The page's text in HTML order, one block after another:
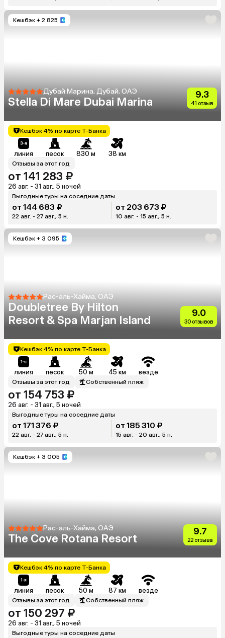
Кешбэк + 2 825
Дубай Марина, Дубай, ОАЭ
Stella Di Mare Dubai Marina
9.3
41 отзыв
Кешбэк 4% по карте Т-Банка
линия песок 830 м 38 км
Отзывы за этот год
от 141 283 ₽
26 авг. - 31 авг., 5 ночей
Выгодные туры на соседние даты
от 144 683 ₽
22 авг. - 27 авг., 5 н.
от 203 673 ₽
10 авг. - 15 авг., 5 н.
Кешбэк + 3 095
Рас-аль-Хайма, ОАЭ
Doubletree By Hilton
Resort & Spa Marjan Island
9.0
30 отзывов
Кешбэк 4% по карте Т-Банка
линия песок 50 м 45 км везде
Отзывы за этот год Собственный пляж
от 154 753 ₽
26 авг. - 31 авг., 5 ночей
Выгодные туры на соседние даты
от 171 376 ₽
22 авг. - 27 авг., 5 н.
от 185 310 ₽
15 авг. - 20 авг., 5 н.
Кешбэк + 3 005
Рас-аль-Хайма, ОАЭ
The Cove Rotana Resort
9.7
22 отзыва
Кешбэк 4% по карте Т-Банка
линия песок 50 м 87 км везде
Отзывы за этот год Собственный пляж
от 150 297 ₽
26 авг. - 31 авг., 5 ночей
Выгодные туры на соседние даты